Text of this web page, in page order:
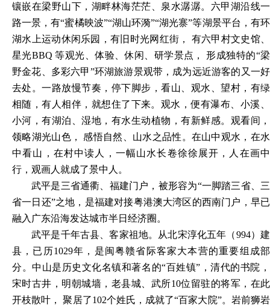
镶嵌在梁野山下，湖畔林海茫茫、泉水潺潺。六甲湖沿线一
路一景，有“蜜橘映波”“湖山环漪”“湖光寨”等湖景平台，有环
湖水上运动休闲乐园，有旧时光网红街， 有六甲村文史馆、
星光BBQ 等观光、体验、休闲、研学景点， 形成独特的“梁
野金花、多彩六甲”环湖旅游景观带，成为远近游客的又一好
去处。一路放慢节奏，停下脚步，看山、观水、望村，有绿
相随，有人相伴，就想住了下来。观水，便有瀑布、小溪、
小河，有湖泊、湿地，有水生动植物，有新鲜感。观看间，
领略湖光山色，
感悟自然、山水之品性。在山中观水，在水
中看山，在村中读人，一幅山水长卷徐徐展开，人在画中
行，观画人就成了景中人。
武平是三省通衢、福建门户，被形容为“一脚踏三省、三
省一日还”之地，是福建对接粤港澳大湾区的西南门户，早已
融入广东沿海发达城市半日经济圈。
武平是千年古县、客家祖地。从北宋淳化五年（994）建
县，已历1029年，是闽粤赣省际客家大本营的重要组成部
分。中山是历史文化名镇和著名的“百姓镇”，清代的书院，
宋时古井，明朝城墙，老县城、武所10位留驻的将军，在此
开枝散叶， 聚居了102个姓氏，成就了“百家大院”。岩前狮岩